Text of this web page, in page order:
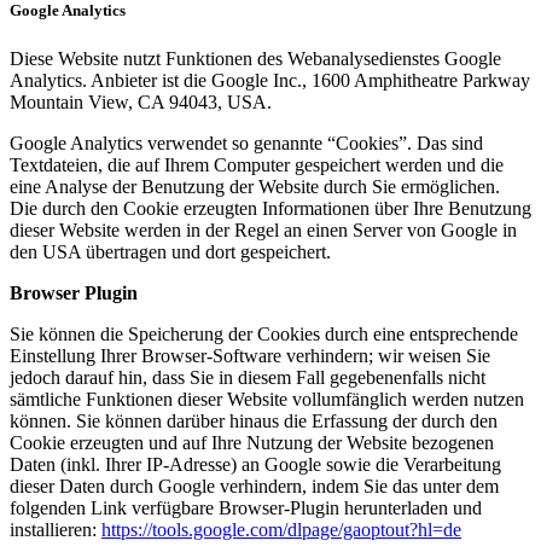
Google Analytics
Diese Website nutzt Funktionen des Webanalysedienstes Google
Analytics. Anbieter ist die Google Inc., 1600 Amphitheatre Parkway
Mountain View, CA 94043, USA.
Google Analytics verwendet so genannte “Cookies”. Das sind
Textdateien, die auf Ihrem Computer gespeichert werden und die
eine Analyse der Benutzung der Website durch Sie ermöglichen.
Die durch den Cookie erzeugten Informationen über Ihre Benutzung
dieser Website werden in der Regel an einen Server von Google in
den USA übertragen und dort gespeichert.
Browser Plugin
Sie können die Speicherung der Cookies durch eine entsprechende
Einstellung Ihrer Browser-Software verhindern; wir weisen Sie
jedoch darauf hin, dass Sie in diesem Fall gegebenenfalls nicht
sämtliche Funktionen dieser Website vollumfänglich werden nutzen
können. Sie können darüber hinaus die Erfassung der durch den
Cookie erzeugten und auf Ihre Nutzung der Website bezogenen
Daten (inkl. Ihrer IP-Adresse) an Google sowie die Verarbeitung
dieser Daten durch Google verhindern, indem Sie das unter dem
folgenden Link verfügbare Browser-Plugin herunterladen und
installieren: https://tools.google.com/dlpage/gaoptout?hl=de